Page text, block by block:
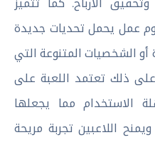
الأرباح. كما تتميز
عمل يحمل تحديات جديدة
الشخصيات المتنوعة التي
ذلك تعتمد اللعبة على
الاستخدام مما يجعلها
اللاعبين تجربة مريحة